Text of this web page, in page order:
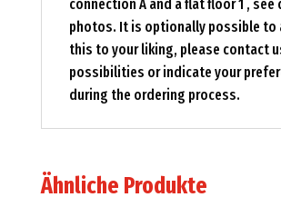
connection A and a flat floor 1 , see
photos. It is optionally possible to
this to your liking, please contact
possibilities or indicate your
during the ordering process.
Ähnliche Produkte